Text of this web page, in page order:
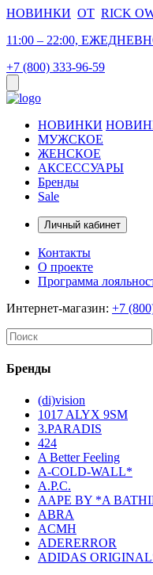
НОВИНКИ ОТ RICK
11:00 – 22:00,
+7 (800) 333-96-59
НОВИНКИ
МУЖСКОЕ
ЖЕНСКОЕ
АКСЕССУАРЫ
Бренды
Sale
Личный кабинет
Контакты
О проекте
Программа
Интернет-магазин: +7
Бренды
(di)vision
1017 ALYX 9SM
3.PARADIS
424
A Better Feeling
A-COLD-WALL*
A.P.C.
AAPE BY *A
ABRA
ACMH
ADERERROR
ADIDAS